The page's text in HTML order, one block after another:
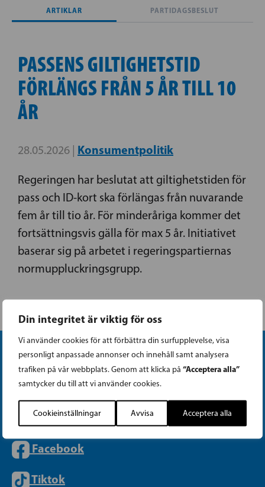
Din integritet är viktig för oss
Vi använder cookies för att förbättra din surfupplevelse, visa
personligt anpassade annonser och innehåll samt analysera
trafiken på vår webbplats. Genom att klicka på “Acceptera alla”
samtycker du till att vi använder cookies.
Cookieinställningar Avvisa Acceptera alla
ARTIKLAR PARTIDAGSBESLUT
PASSENS GILTIGHETSTID
FÖRLÄNGS FRÅN 5 ÅR TILL 10
ÅR
28.05.2026 | Konsumentpolitik
Regeringen har beslutat att giltighetstiden för
pass och ID-kort ska förlängas från nuvarande
fem år till tio år. För minderåriga kommer det
fortsättningsvis gälla för max 5 år. Initiativet
baserar sig på arbetet i regeringspartiernas
normuppluckringsgrupp.
Instagram
Facebook
Tiktok